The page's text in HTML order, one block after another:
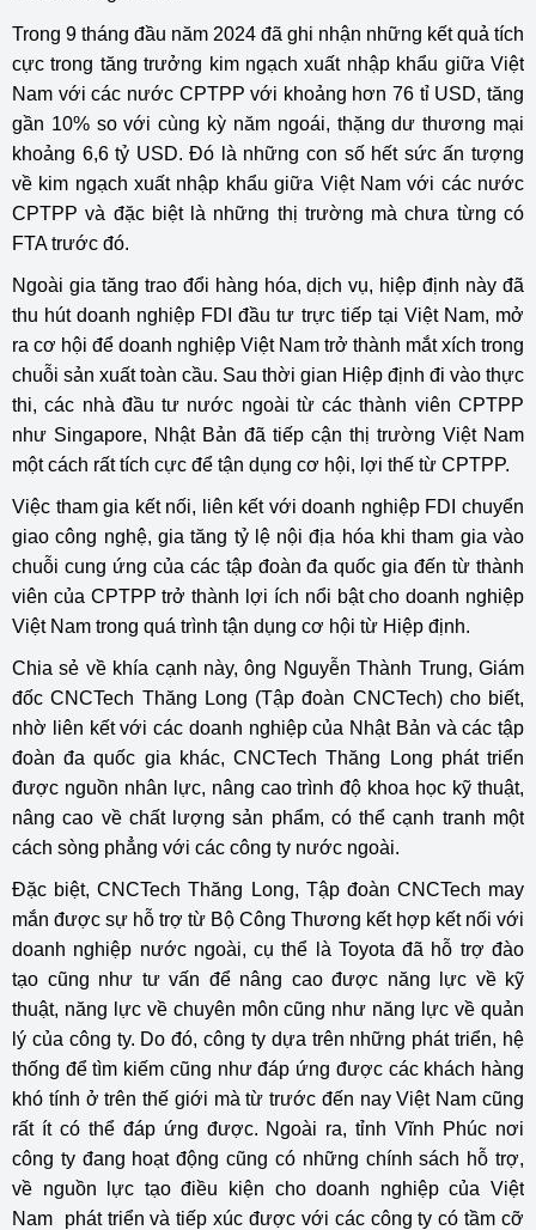
Trong 9 tháng đầu năm 2024 đã ghi nhận những kết quả tích
cực trong tăng trưởng kim ngạch xuất nhập khẩu giữa Việt
Nam với các nước CPTPP với khoảng hơn 76 tỉ USD, tăng
gần 10% so với cùng kỳ năm ngoái, thặng dư thương mại
khoảng 6,6 tỷ USD. Đó là những con số hết sức ấn tượng
về kim ngạch xuất nhập khẩu giữa Việt Nam với các nước
CPTPP và đặc biệt là những thị trường mà chưa từng có
FTA trước đó.
Ngoài gia tăng trao đổi hàng hóa, dịch vụ, hiệp định này đã
thu hút doanh nghiệp FDI đầu tư trực tiếp tại Việt Nam, mở
ra cơ hội để doanh nghiệp Việt Nam trở thành mắt xích trong
chuỗi sản xuất toàn cầu. Sau thời gian Hiệp định đi vào thực
thi, các nhà đầu tư nước ngoài từ các thành viên CPTPP
như Singapore, Nhật Bản đã tiếp cận thị trường Việt Nam
một cách rất tích cực để tận dụng cơ hội, lợi thế từ CPTPP.
Việc tham gia kết nối, liên kết với doanh nghiệp FDI chuyển
giao công nghệ, gia tăng tỷ lệ nội địa hóa khi tham gia vào
chuỗi cung ứng của các tập đoàn đa quốc gia đến từ thành
viên của CPTPP trở thành lợi ích nổi bật cho doanh nghiệp
Việt Nam trong quá trình tận dụng cơ hội từ Hiệp định.
Chia sẻ về khía cạnh này, ông Nguyễn Thành Trung, Giám
đốc CNCTech Thăng Long (Tập đoàn CNCTech) cho biết,
nhờ liên kết với các doanh nghiệp của Nhật Bản và các tập
đoàn đa quốc gia khác, CNCTech Thăng Long phát triển
được nguồn nhân lực, nâng cao trình độ khoa học kỹ thuật,
nâng cao về chất lượng sản phẩm, có thể cạnh tranh một
cách sòng phẳng với các công ty nước ngoài.
Đặc biệt, CNCTech Thăng Long, Tập đoàn CNCTech may
mắn được sự hỗ trợ từ Bộ Công Thương kết hợp kết nối với
doanh nghiệp nước ngoài, cụ thể là Toyota đã hỗ trợ đào
tạo cũng như tư vấn để nâng cao được năng lực về kỹ
thuật, năng lực về chuyên môn cũng như năng lực về quản
lý của công ty. Do đó, công ty dựa trên những phát triển, hệ
thống để tìm kiếm cũng như đáp ứng được các khách hàng
khó tính ở trên thế giới mà từ trước đến nay Việt Nam cũng
rất ít có thể đáp ứng được. Ngoài ra, tỉnh Vĩnh Phúc nơi
công ty đang hoạt động cũng có những chính sách hỗ trợ,
về nguồn lực tạo điều kiện cho doanh nghiệp của Việt
Nam phát triển và tiếp xúc được với các công ty có tầm cỡ